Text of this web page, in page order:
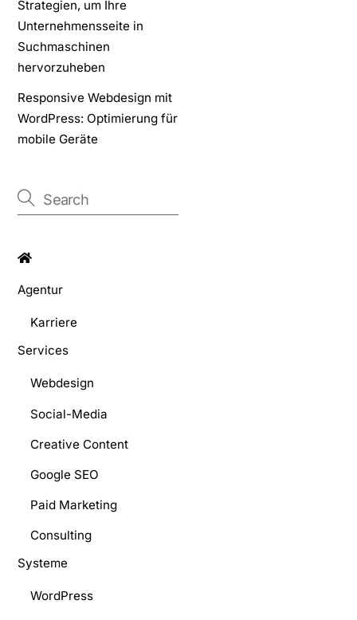
Strategien, um Ihre
Unternehmensseite in
Suchmaschinen
hervorzuheben
Responsive Webdesign mit
WordPress: Optimierung für
mobile Geräte
Agentur
Karriere
Services
Webdesign
Social-Media
Creative Content
Google SEO
Paid Marketing
Consulting
Systeme
WordPress